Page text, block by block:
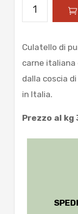
Culatello
calabro
Culatello di
carne
dalla coscia
in Italia.
Prezzo al kg